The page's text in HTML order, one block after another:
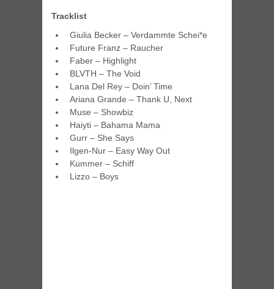
Tracklist
Giulia Becker – Verdammte Schei*e
Future Franz – Raucher
Faber – Highlight
BLVTH – The Void
Lana Del Rey – Doin’ Time
Ariana Grande – Thank U, Next
Muse – Showbiz
Haiyti – Bahama Mama
Gurr – She Says
Ilgen-Nur – Easy Way Out
Kummer – Schiff
Lizzo – Boys